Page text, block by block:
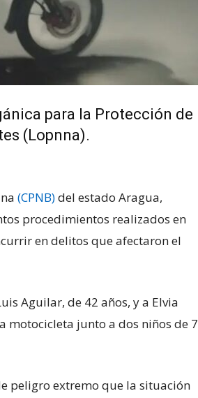
para la Protección de
(Lopnna).
(CPNB)del estado Aragua,
procedimientos realizados en
en delitos que afectaron el
Aguilar, de 42 años, y a Elvia
motocicleta junto a dos niños de 7
peligro extremo que la situación